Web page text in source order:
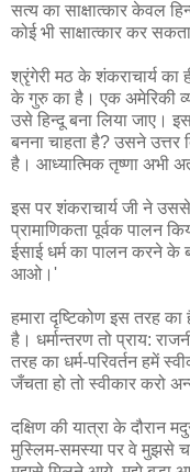
सत्य का साक्षात्कार केवल
कोई भी साक्षात्कार कर
श्रृंगेरी मठ के शंकराचार्य का
के गुरु का है। एक अमेरिकी
उसे हिन्दू बना लिया जाए।
बनना चाहता है? उसने उत्तर
है। आध्यात्मिक तृष्णा अभी
इस पर शंकराचार्य जी ने
प्रामाणिकता पूर्वक पालन
ईसाई धर्म का पालन करने के
आओ।'
हमारा दृष्टिकोण इस तरह का
है। धर्मान्तरण तो प्राय:
तरह का धर्म-परिवर्तन हमें
जँचता हो तो स्वीकार करो
दक्षिण की यात्रा के
मुस्लिम-समस्या पर वे मुझसे